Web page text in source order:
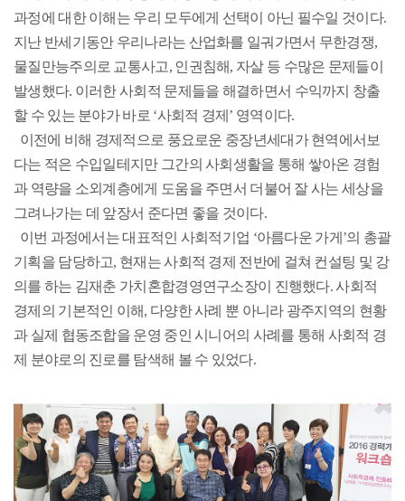
과정에 대한 이해는 우리 모두에게 선택이 아닌 필수일 것이다.
지난 반세기동안 우리나라는 산업화를 일궈가면서 무한경쟁,
물질만능주의로 교통사고, 인권침해, 자살 등 수많은 문제들이
발생했다. 이러한 사회적 문제들을 해결하면서 수익까지 창출
할 수 있는 분야가 바로 ‘사회적 경제’ 영역이다.
이전에 비해 경제적으로 풍요로운 중장년세대가 현역에서보
다는 적은 수입일테지만 그간의 사회생활을 통해 쌓아온 경험
과 역량을 소외계층에게 도움을 주면서 더불어 잘 사는 세상을
그려나가는 데 앞장서 준다면 좋을 것이다.
이번 과정에서는 대표적인 사회적기업 ‘아름다운 가게’의 총괄
기획을 담당하고, 현재는 사회적 경제 전반에 걸쳐 컨설팅 및 강
의를 하는 김재춘 가치혼합경영연구소장이 진행했다. 사회적
경제의 기본적인 이해, 다양한 사례 뿐 아니라 광주지역의 현황
과 실제 협동조합을 운영 중인 시니어의 사례를 통해 사회적 경
제 분야로의 진로를 탐색해 볼 수 있었다.